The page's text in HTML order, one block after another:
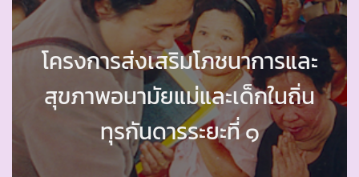
โครงการส่งเสริมโภชนาการและ
สุขภาพอนามัยแม่และเด็กในถิ่น
ทุรกันดารระยะที่ ๑